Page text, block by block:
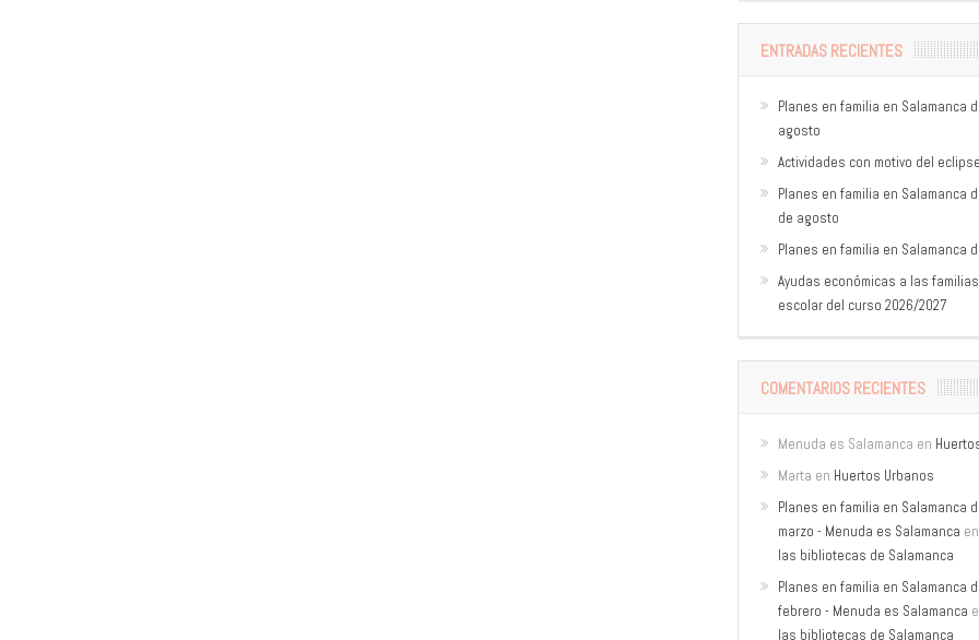
ENTRADAS RECIENTES
Planes en familia en Salamanca
agosto
Actividades con motivo del eclipse
Planes en familia en Salamanca
de agosto
Planes en familia en Salamanca
Ayudas económicas a las
escolar del curso 2026/2027
COMENTARIOS RECIENTES
Menuda es Salamanca en
Marta en Huertos Urbanos
Planes en familia en Salamanca
marzo - Menuda es Salamanca en
las bibliotecas de Salamanca
Planes en familia en Salamanca
febrero - Menuda es Salamanca
las bibliotecas de Salamanca